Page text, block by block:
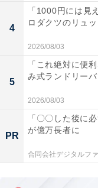
なんて贅沢！ 7
4
「1000円には見
ロダクツのリュ
2026/08/03
5
「これ絶対に便
み式ランドリー
2026/08/03
PR
「〇〇した後に
が億万長者に
合同会社デジタルフ